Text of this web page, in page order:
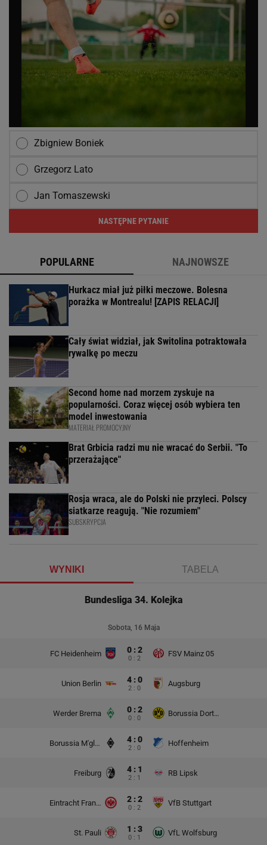
Zbigniew Boniek
Grzegorz Lato
Jan Tomaszewski
NASTĘPNE PYTANIE
POPULARNE NAJNOWSZE
Hurkacz miał już piłki meczowe. Bolesna
porażka w Montrealu! [ZAPIS RELACJI]
Cały świat widział, jak Switolina potraktowała
rywalkę po meczu
Second home nad morzem zyskuje na
popularności. Coraz więcej osób wybiera ten
model inwestowania
MATERIAŁ PROMOCYJNY
Brat Grbicia radzi mu nie wracać do Serbii. "To
przerażające"
Rosja wraca, ale do Polski nie przyleci. Polscy
siatkarze reagują. "Nie rozumiem"
SUBSKRYPCJA
WYNIKI TABELA
Bundesliga 34. Kolejka
Sobota, 16 Maja
FC Heidenheim 0 : 2
0 : 2
FSV Mainz 05
Union Berlin 4 : 0
2 : 0
Augsburg
Werder Brema 0 : 2
0 : 0
Borussia Dortmund
Borussia M'gladbach 4 : 0
2 : 0
Hoffenheim
Freiburg 4 : 1
2 : 1
RB Lipsk
Eintracht Frankfurt 2 : 2
0 : 2
VfB Stuttgart
St. Pauli 1 : 3
0 : 1
VfL Wolfsburg